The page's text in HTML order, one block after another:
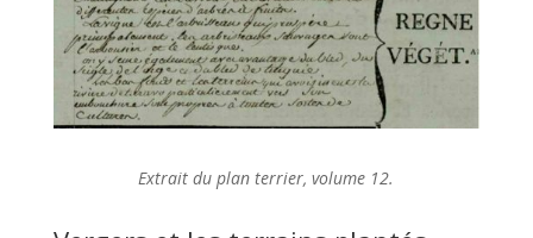
Extrait du plan terrier, volume 12.